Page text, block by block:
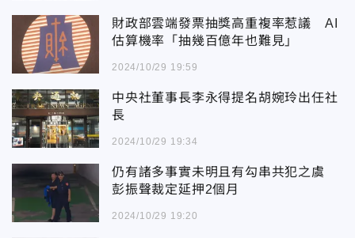
財政部雲端發票抽獎高重複率惹議 AI
估算機率「抽幾百億年也難見」
2024/10/29 19:59
中央社董事長李永得提名胡婉玲出任社
長
2024/10/29 19:34
仍有諸多事實未明且有勾串共犯之虞
彭振聲裁定延押2個月
2024/10/29 19:20